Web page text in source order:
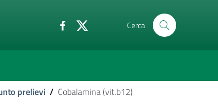
Cerca
prelievi / Cobalamina (vit.b12)